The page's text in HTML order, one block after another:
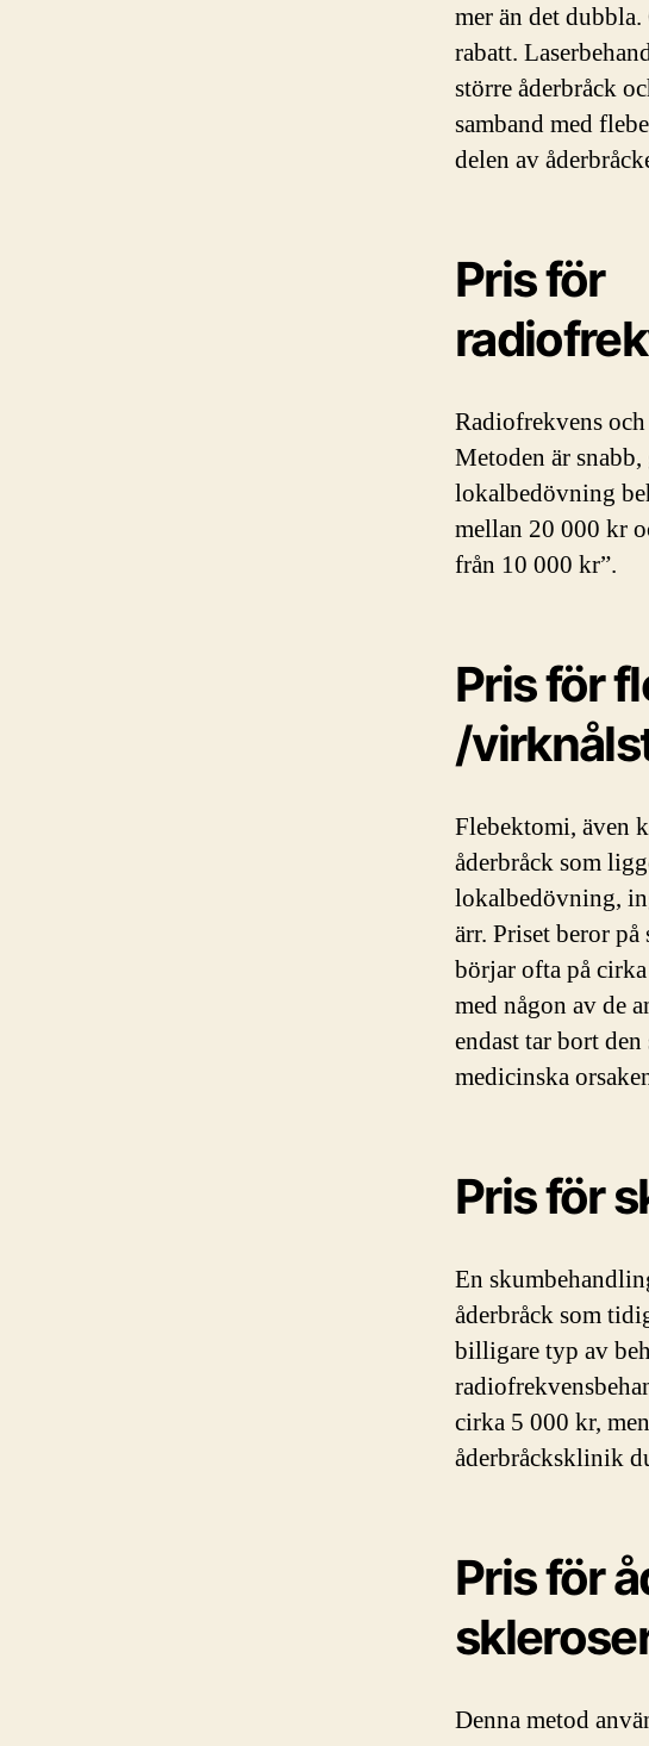
mer än det
rabatt.
större åderbråck
samband med
delen av
Pris för
Radiofrekvens
Metoden är
lokalbedövning
mellan 20 000 kr
från 10 000 kr”.
Pris för
/
Flebektomi, även
åderbråck som
lokalbedövning,
ärr. Priset beror på
börjar ofta på
med någon av de
endast tar bort
medicinska
Pris för
En
åderbråck som
billigare typ av
cirka 5 000 kr,
åderbråcksklinik
Pris för
Denna metod